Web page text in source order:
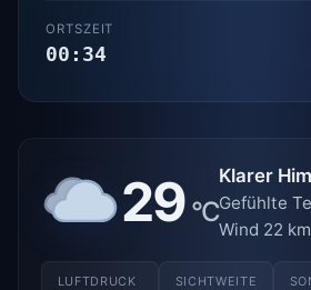
ORTSZEIT
00:34
29 °C
Klarer
Gefühlte
Wind 22
LUFTDRUCK SICHTWEITE